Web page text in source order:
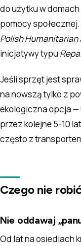
do użytku w
pomocy
Polish Humanitarian
inicjatywy typu
Jeśli sprzęt jest
na nowszą tylko z
ekologiczna opcja —
przez kolejne 5-10
często z
Czego nie
Nie oddawaj
Od lat na osiedlach